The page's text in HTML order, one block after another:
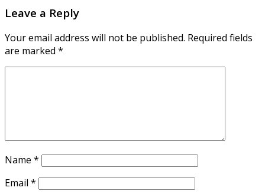
Leave a Reply
Your email address will not be published. Required fields
are marked *
Name *
Email *